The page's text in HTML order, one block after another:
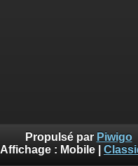
Propulsé par Piwigo
Affichage : Mobile